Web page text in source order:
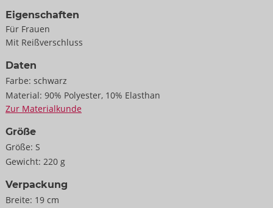
Eigenschaften
Für Frauen
Mit Reißverschluss
Daten
Farbe: schwarz
Material: 90% Polyester, 10% Elasthan
Zur Materialkunde
Größe
Größe: S
Gewicht: 220 g
Verpackung
Breite: 19 cm